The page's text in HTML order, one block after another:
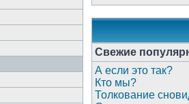
Свежие
А если это так?
Кто мы?
Толкование